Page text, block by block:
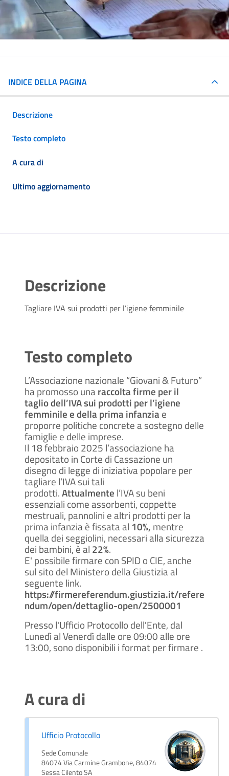
INDICE DELLA PAGINA
Descrizione
Testo completo
A cura di
Ultimo aggiornamento
Descrizione
Tagliare IVA sui prodotti per l’igiene femminile
Testo completo
L’Associazione nazionale “Giovani & Futuro”
ha promosso unaraccolta firme per il
taglio dell’IVA sui prodotti per l’igiene
femminile e della prima infanzia e
proporre politiche concrete a sostegno delle
famiglie e delle imprese.
Il 18 febbraio 2025 l’associazione ha
depositato in Corte di Cassazione un
disegno di legge di iniziativa popolare per
tagliare l’IVA sui tali
prodotti.Attualmente l’IVA su beni
essenziali come assorbenti, coppette
mestruali, pannolini e altri prodotti per la
prima infanzia è fissata al 10%, mentre
quella dei seggiolini, necessari alla sicurezza
dei bambini, è al 22%.
E' possibile firmare con SPID o CIE, anche
sul sito del Ministero della Giustizia al
seguente link.
https://firmereferendum.giustizia.it/refere
ndum/open/dettaglio-open/2500001
Presso l'Ufficio Protocollo dell'Ente, dal
Lunedì al Venerdì dalle ore 09:00 alle ore
13:00, sono disponibili i format per firmare .
A cura di
Ufficio Protocollo
Sede Comunale
84074 Via Carmine Grambone, 84074
Sessa Cilento SA